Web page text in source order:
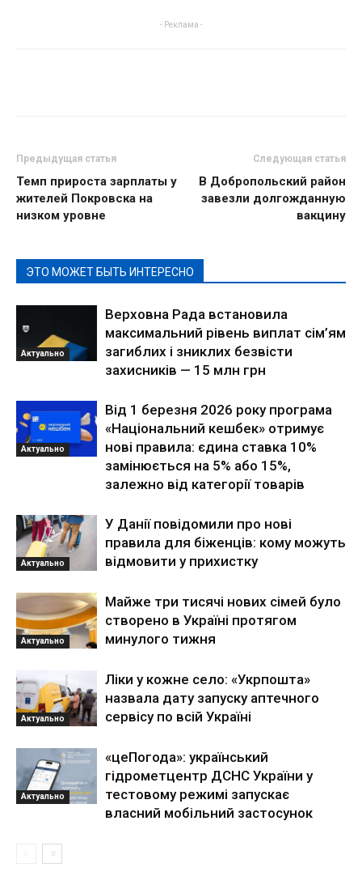
- Реклама -
Предыдущая статья
Темп прироста зарплаты у
жителей Покровска на
низком уровне
Следующая статья
В Добропольский район
завезли долгожданную
вакцину
ЭТО МОЖЕТ БЫТЬ ИНТЕРЕСНО
Актуально
Верховна Рада встановила
максимальний рівень виплат сім’ям
загиблих і зниклих безвісти
захисників — 15 млн грн
Актуально
Від 1 березня 2026 року програма
«Національний кешбек» отримує
нові правила: єдина ставка 10%
замінюється на 5% або 15%,
залежно від категорії товарів
Актуально
У Данії повідомили про нові
правила для біженців: кому можуть
відмовити у прихистку
Актуально
Майже три тисячі нових сімей було
створено в Україні протягом
минулого тижня
Актуально
Ліки у кожне село: «Укрпошта»
назвала дату запуску аптечного
сервісу по всій Україні
Актуально
«цеПогода»: український
гідрометцентр ДСНС України у
тестовому режимі запускає
власний мобільний застосунок